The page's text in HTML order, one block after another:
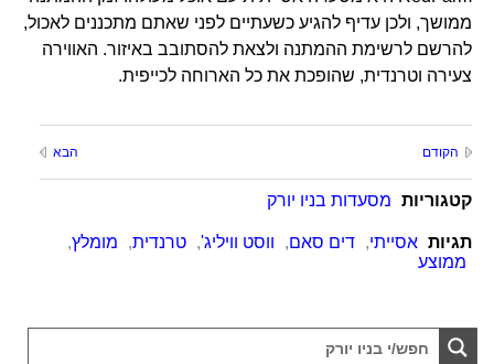
ממושך, ולכן עדיף להגיע כשעתיים לפני שאתם מתכננים לאכול,
להרשם לרשימת ההמתנה ולצאת להסתובב באיזור. האווירה
צעירה וטרנדית, שהופכת את כל הארוחה לכייפית.
הקודם הבא
קטגוריות מסעדות בניו יורק
תגיות אסייתי, דים סאם, ווסט וויליג', טרנדית, מומלץ,
ממוצע